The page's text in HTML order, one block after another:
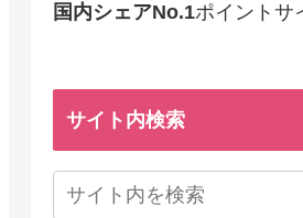
国内シェアNo.1ポイントサ
サイト内検索